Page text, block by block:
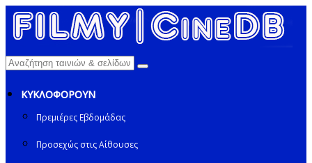
ΚΥΚΛΟΦΟΡΟΥΝ
Πρεμιέρες Εβδομάδας
Προσεχώς στις Αίθουσες